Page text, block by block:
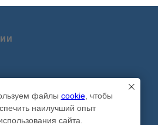
файлы cookie, чтобы
наилучший опыт
сайта.
персональных